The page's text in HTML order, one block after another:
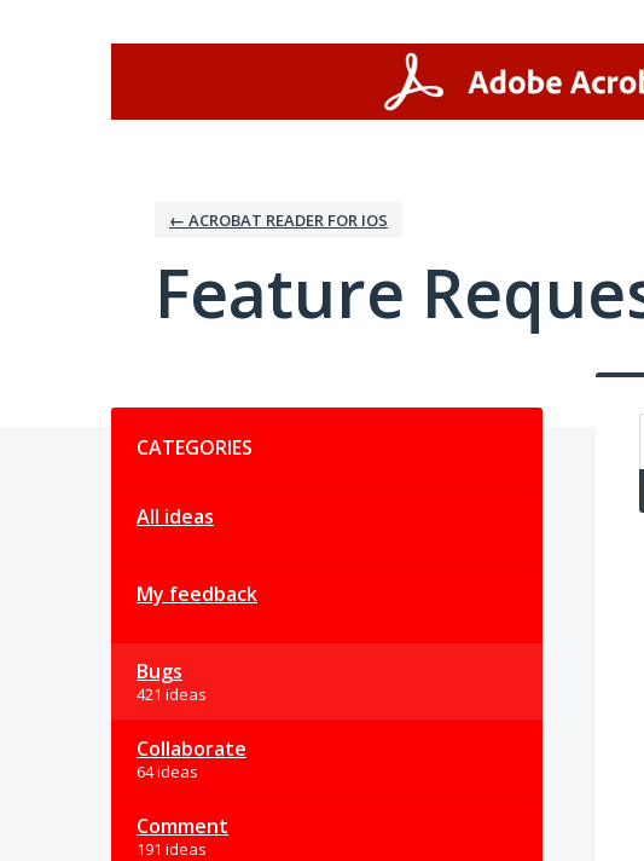
← ACROBAT READER FOR IOS
Feature
CATEGORIES
All ideas
My feedback
Bugs
421 ideas
Collaborate
64 ideas
Comment
191 ideas